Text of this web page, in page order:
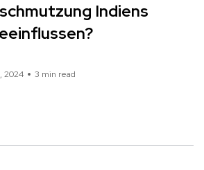
Indiens
2024 3 min read